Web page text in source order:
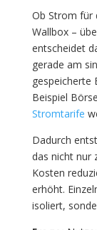
Ob Strom für
Wallbox –
entscheidet
gerade am
gespeicherte
Beispiel
Stromtarife
Dadurch
das nicht nur
Kosten
erhöht.
isoliert,